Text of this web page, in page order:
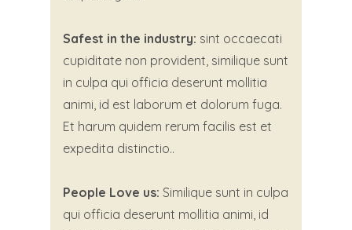
Safest in the industry: sint occaecati
cupiditate non provident, similique sunt
in culpa qui officia deserunt mollitia
animi, id est laborum et dolorum fuga.
Et harum quidem rerum facilis est et
expedita distinctio..
People Love us: Similique sunt in culpa
qui officia deserunt mollitia animi, id